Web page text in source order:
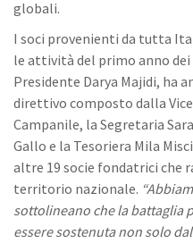
globali.
I soci provenienti da tutta
le attività del primo anno dei
Presidente Darya Majidi, ha
direttivo composto dalla
Campanile, la Segretaria
Gallo e la Tesoriera Mila
altre 19 socie fondatrici che
territorio nazionale.
sottolineano che la battaglia
essere sostenuta non solo